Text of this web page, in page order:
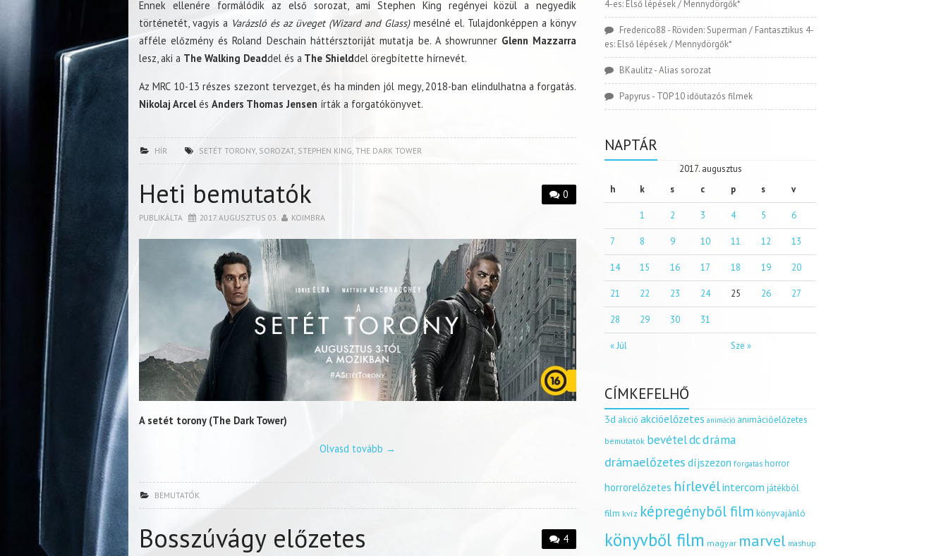
Ennek ellenére formálódik az első sorozat, ami Stephen King regényei közül a negyedik
történetét, vagyis a Varázsló és az üveget (Wizard and Glass)mesélné el. Tulajdonképpen a könyv
afféle előzmény és Roland Deschain háttérsztoriját mutatja be. A showrunner Glenn Mazzarra
lesz, aki a The Walking Deaddel és a The Shielddel öregbítette hírnevét.
Az MRC 10-13 részes szezont tervezget, és ha minden jól megy, 2018-ban elindulhatna a forgatás.
Nikolaj Arcelés Anders Thomas Jensen írták a forgatókönyvet.
HÍR SETÉT TORONY, SOROZAT, STEPHEN KING, THE DARK TOWER
0
Heti bemutatók
PUBLIKÁLTA 2017. AUGUSZTUS 03. KOIMBRA
A setét torony (The Dark Tower)
Olvasd tovább →
BEMUTATÓK
4
Bosszúvágy előzetes
4-es: Első lépések / Mennydörgők*
Frederico88 - Röviden: Superman / Fantasztikus 4-
es: Első lépések / Mennydörgők*
BKaulitz-Alias sorozat
Papyrus - TOP 10 időutazós filmek
NAPTÁR
2017. augusztus
h
k s c p s v
« Júl Sze »
1 2 3 4 5 6
7 8 9 10 11 12 13
14 15 16 17 18 19 20
21 22 23 24 25 26 27
28 29 30 31
CÍMKEFELHŐ
3d akció akcióelőzetes animáció animációelőzetes
bemutatók bevételdcdráma
drámaelőzetes díjszezon forgatás horror
horrorelőzetes hírlevélintercom játékból
film kvíz képregényből film könyvajánló
könyvből film magyar marvel mashup